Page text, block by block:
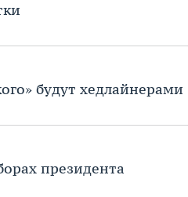
будут хедлайнерами
президента